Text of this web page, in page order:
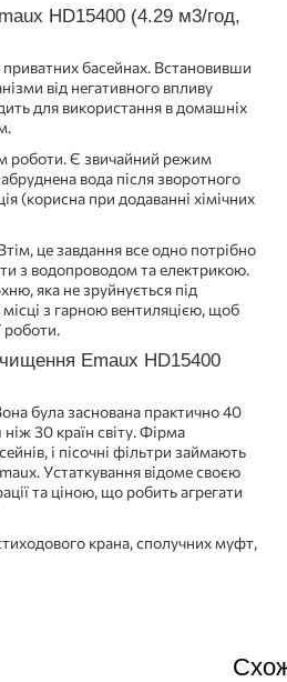
HD15400 (4.29 м3/год,
басейнах. Встановивши
від негативного впливу
для використання в домашніх
роботи. Є звичайний режим
вода після зворотного
(корисна при додаванні хімічних
це завдання все одно потрібно
з водопроводом та електрикою.
яка не зруйнується під
з гарною вентиляцією, щоб
роботи.
Emaux HD15400
була заснована практично 40
30 країн світу. Фірма
і пісочні фільтри займають
Устаткування відоме своєю
та ціною, що робить агрегати
крана, сполучних муфт,